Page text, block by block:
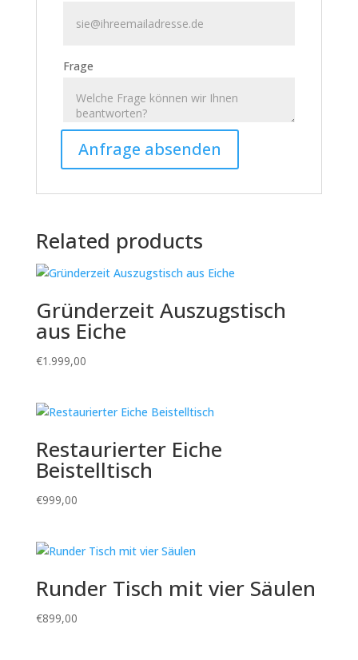
Frage
Related products
Gründerzeit Auszugstisch
aus Eiche
€1.999,00
Restaurierter Eiche
Beistelltisch
€999,00
Runder Tisch mit vier Säulen
€899,00